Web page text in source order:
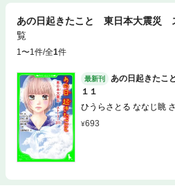
あの日起きたこと 東日本大震災
覧
1〜1件/全1件
最新刊
あの日起きた
１１
ひうらさとる ななじ眺
子
693